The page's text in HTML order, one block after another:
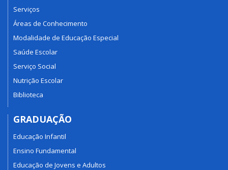
Serviços
Áreas de Conhecimento
Modalidade de Educação Especial
Saúde Escolar
Serviço Social
Nutrição Escolar
Biblioteca
GRADUAÇÃO
Educação Infantil
Ensino Fundamental
Educação de Jovens e Adultos